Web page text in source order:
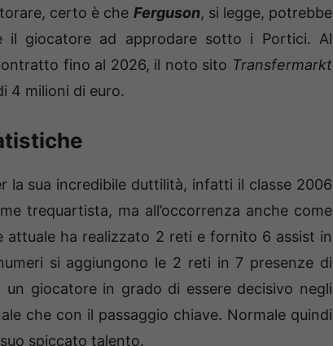
certo è che Ferguson, si legge, potrebbe
il giocatore ad approdare sotto i Portici. Al
fino al 2026, il noto sito Transfermarkt
4 milioni di euro.
la sua incredibile duttilità, infatti il classe 2006
trequartista, ma all’occorrenza anche come
attuale ha realizzato 2 reti e fornito 6 assist in
si aggiungono le 2 reti in 7 presenze di
un giocatore in grado di essere decisivo negli
che con il passaggio chiave. Normale quindi
spiccato talento.